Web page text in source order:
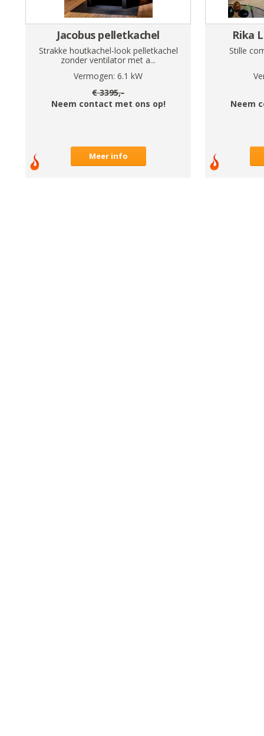
Jacobus pelletkachel
Strakke houtkachel-look pelletkachel
zonder ventilator met a...
Vermogen: 6.1 kW
€3395,-
Neem contact met ons op!
Meer info
Rika
Stille
Neem